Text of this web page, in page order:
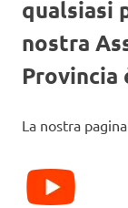
qualsiasi
nostra
Provincia
La nostra pagina